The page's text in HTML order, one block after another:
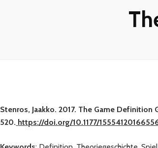
Stenros, Jaakko. 2017. The Game Definition
520. https://doi.org/10.1177/